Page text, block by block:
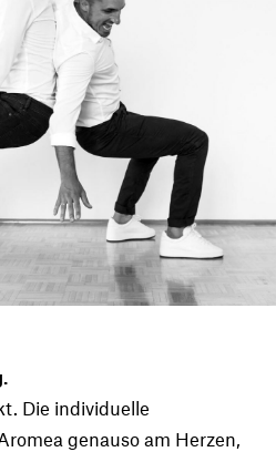
Die individuelle
genauso am Herzen,